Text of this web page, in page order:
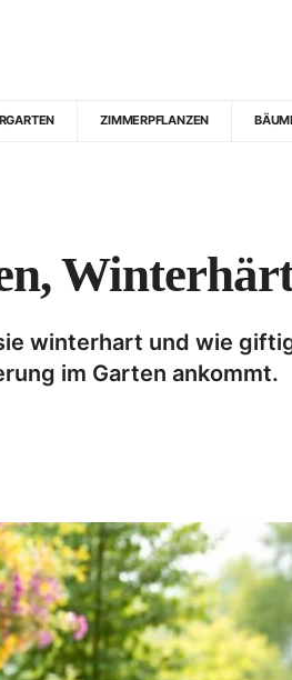
ZIMMERPFLANZEN
winterhart und wie
im Garten ankommt.